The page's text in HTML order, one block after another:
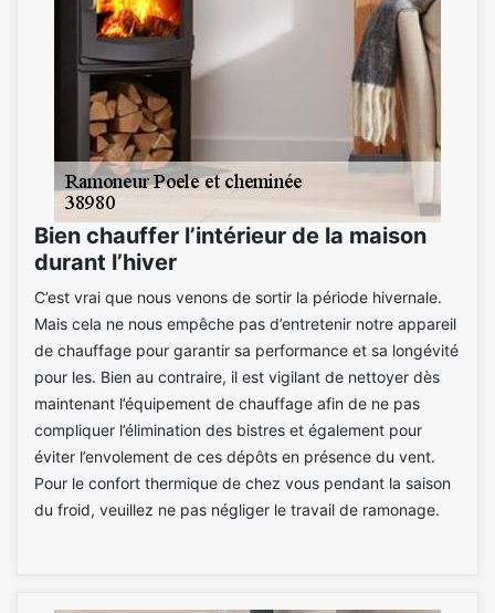
Bien chauffer l’intérieur de la maison
durant l’hiver
C’est vrai que nous venons de sortir la période hivernale.
Mais cela ne nous empêche pas d’entretenir notre appareil
de chauffage pour garantir sa performance et sa longévité
pour les. Bien au contraire, il est vigilant de nettoyer dès
maintenant l’équipement de chauffage afin de ne pas
compliquer l’élimination des bistres et également pour
éviter l’envolement de ces dépôts en présence du vent.
Pour le confort thermique de chez vous pendant la saison
du froid, veuillez ne pas négliger le travail de ramonage.